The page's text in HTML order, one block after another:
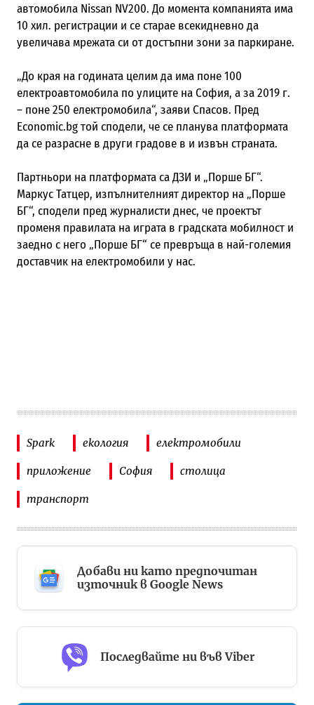
автомобила Nissan NV200. До момента компанията има
10 хил. регистрации и се старае всекидневно да
увеличава мрежата си от достъпни зони за паркиране.
„До края на годината целим да има поне 100
електроавтомобила по улиците на София, а за 2019 г.
– поне 250 електромобила“, заяви Спасов. Пред
Economic.bg той сподели, че се планува платформата
да се разрасне в други градове в и извън страната.
Партньори на платформата са ДЗИ и „Порше БГ“.
Маркус Татцер, изпълнителният директор на „Порше
БГ“, сподели пред журналисти днес, че проектът
променя правилата на играта в градската мобилност и
заедно с него „Порше БГ“ се превръща в най-големия
доставчик на електромобили у нас.
Spark екология електромобили
приложение София столица
транспорт
Добави ни като предпочитан
източник в Google News
Последвайте ни във Viber